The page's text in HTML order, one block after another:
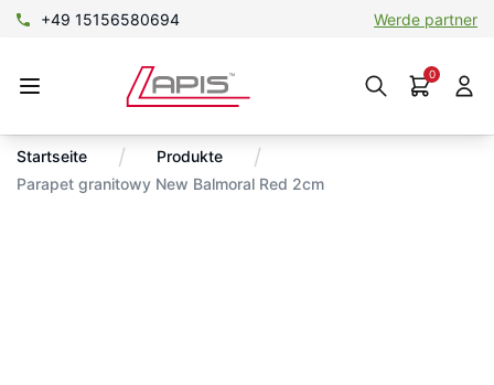
+49 15156580694 Werde partner
0
Startseite / Produkte /
Parapet granitowy New Balmoral Red 2cm